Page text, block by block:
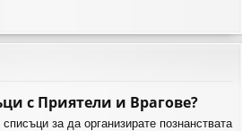
с Приятели и Врагове?
за да организирате познанствата